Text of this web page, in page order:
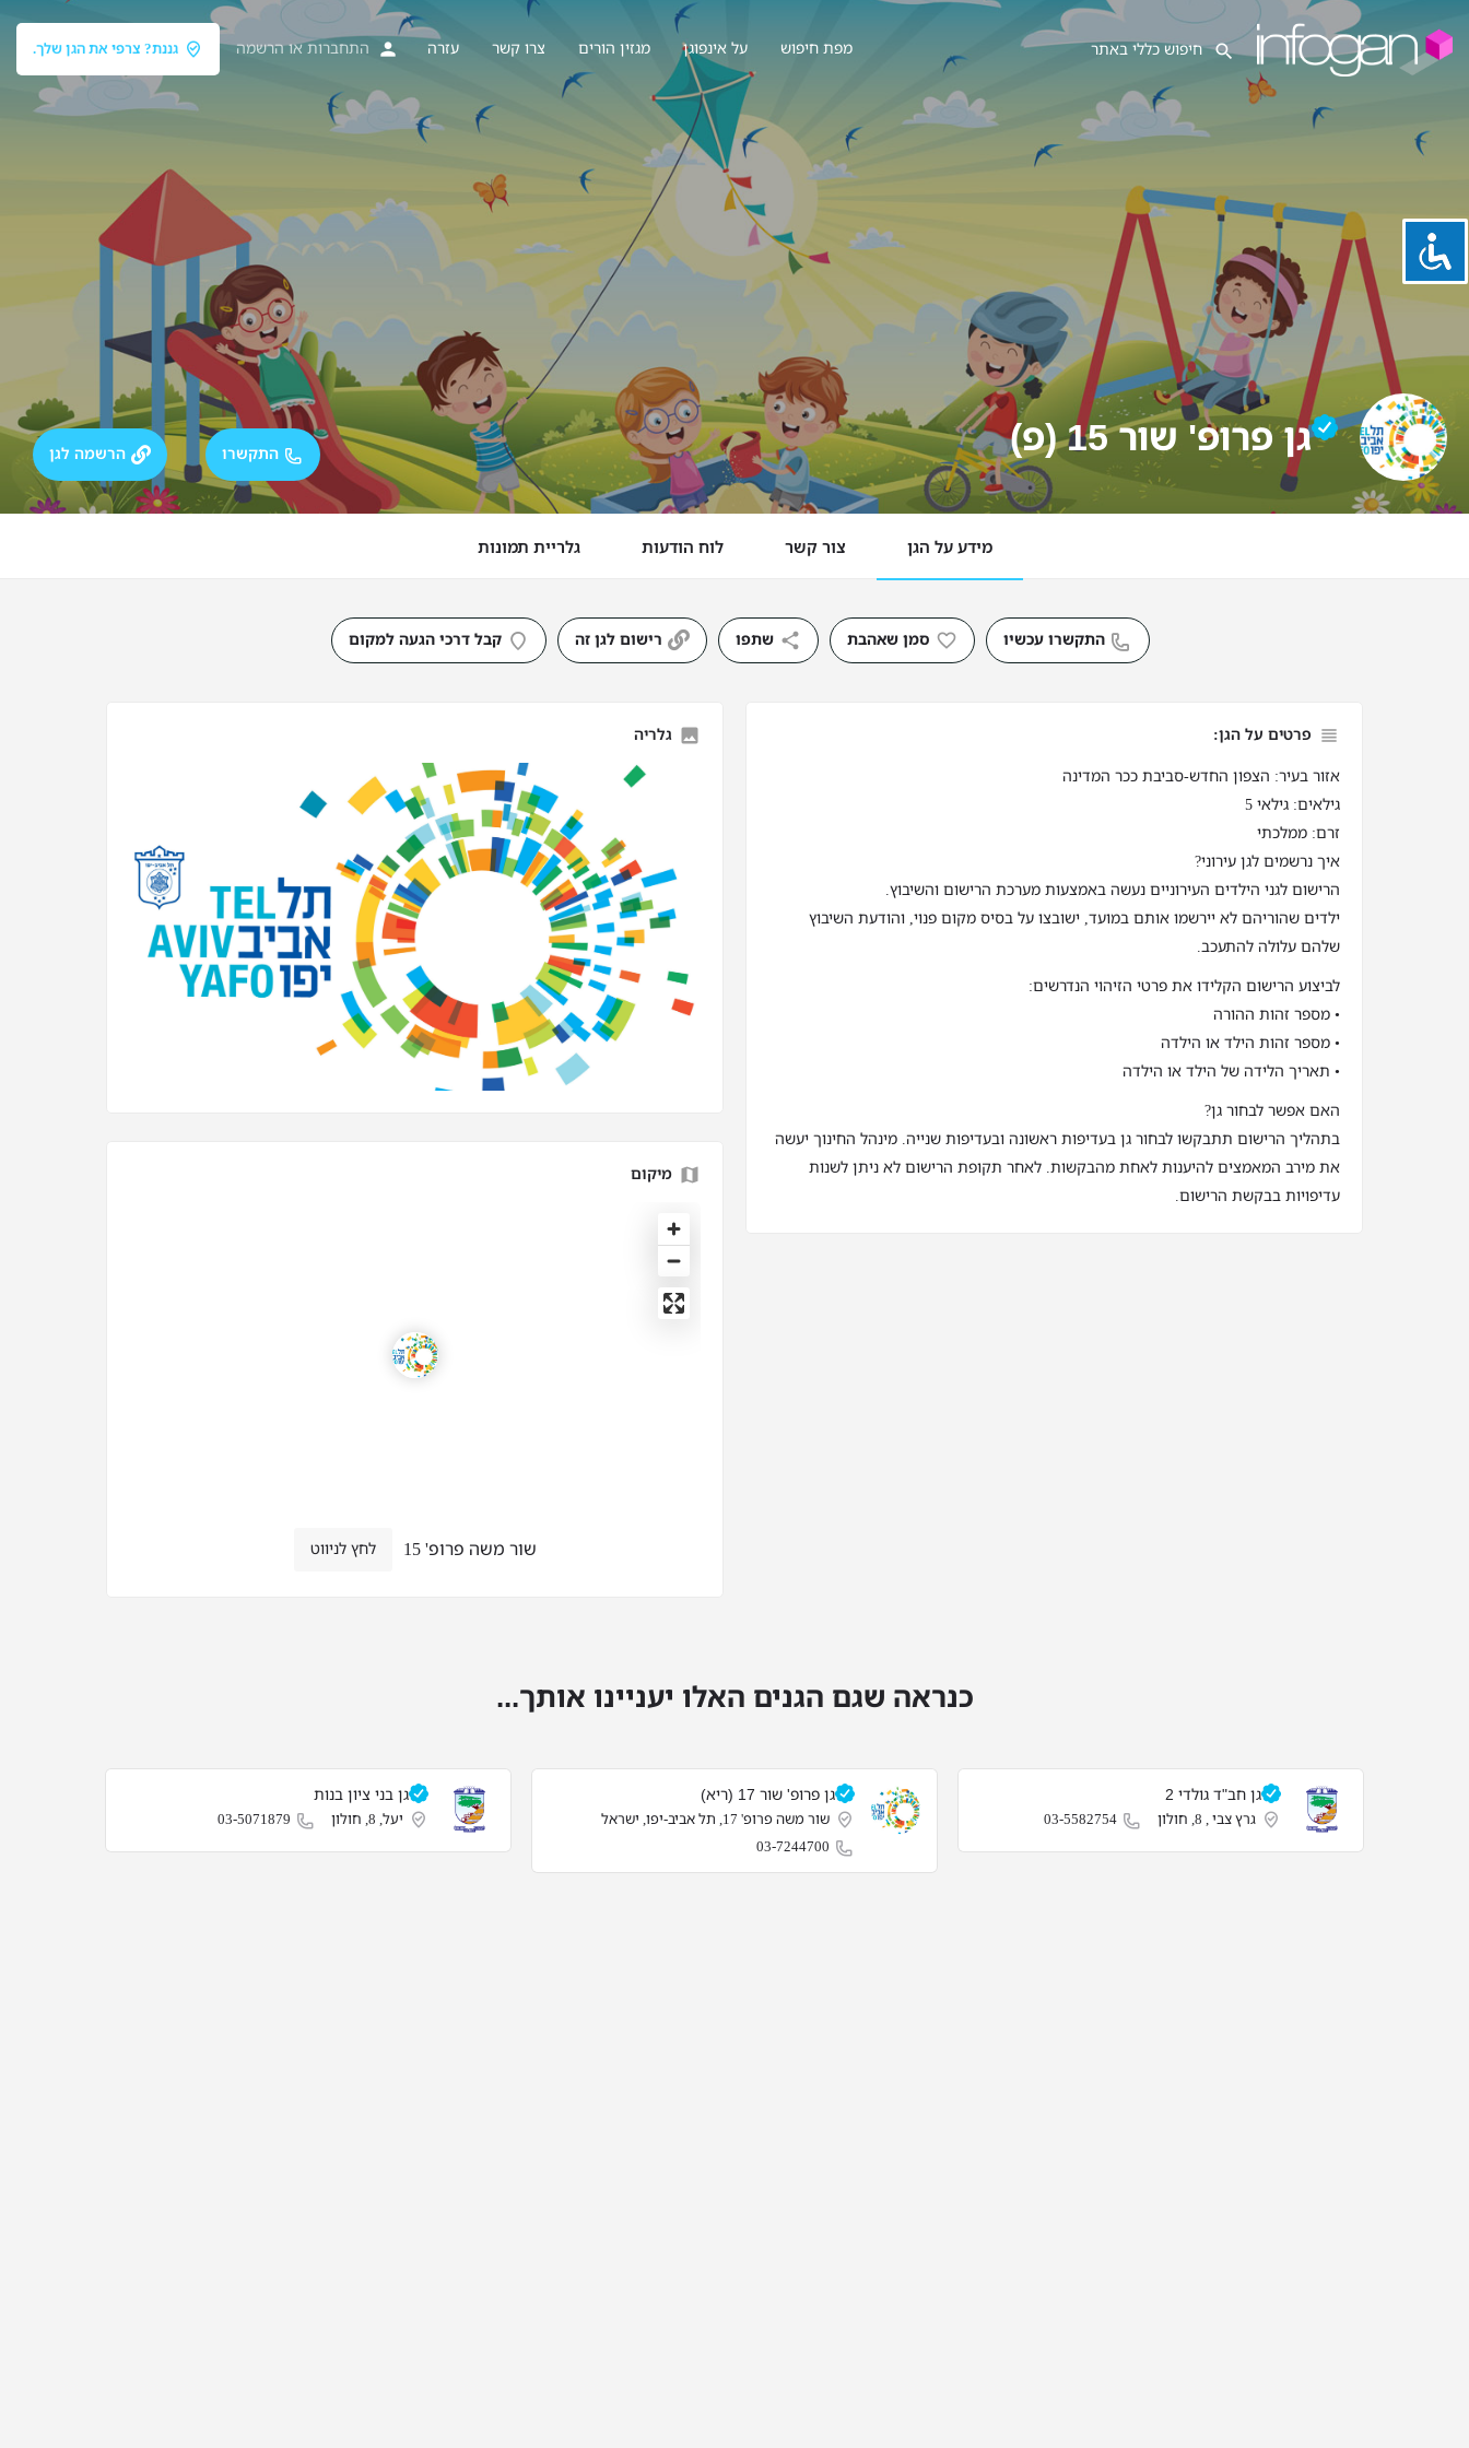
מפת חיפוש על אינפוגן מגזין הורים צרו קשר עזרה התחברות או הרשמה גננת? צרפי את הגן שלך.
גן פרופ' שור 15 (פ) התקשרו הרשמה לגן
מידע על הגן צור קשר לוח הודעות גלריית תמונות
התקשרו עכשיו סמן שאהבת שתפו רישום לגן זה קבל דרכי הגעה למקום
פרטים על הגן:
אזור בעיר: הצפון החדש-סביבת ככר המדינה
גילאים: גילאי 5
זרם: ממלכתי
איך נרשמים לגן עירוני?
הרישום לגני הילדים העירוניים נעשה באמצעות מערכת הרישום והשיבוץ.
ילדים שהוריהם לא יירשמו אותם במועד, ישובצו על בסיס מקום פנוי, והודעת השיבוץ
שלהם עלולה להתעכב.
לביצוע הרישום הקלידו את פרטי הזיהוי הנדרשים:
• מספר זהות ההורה
• מספר זהות הילד או הילדה
• תאריך הלידה של הילד או הילדה
האם אפשר לבחור גן?
בתהליך הרישום תתבקשו לבחור גן בעדיפות ראשונה ובעדיפות שנייה. מינהל החינוך יעשה
את מירב המאמצים להיענות לאחת מהבקשות. לאחר תקופת הרישום לא ניתן לשנות
עדיפויות בבקשת הרישום.
גלריה
מיקום
שור משה פרופ' 15 לחץ לניווט
כנראה שגם הגנים האלו יעניינו אותך...
גן חב"ד גולדי 2
גרץ צבי , 8, חולון 03-5582754
גן פרופ' שור 17 (ריא)
שור משה פרופ' 17, תל אביב-יפו, ישראל
03-7244700
גן בני ציון בנות
יעל, 8, חולון 03-5071879